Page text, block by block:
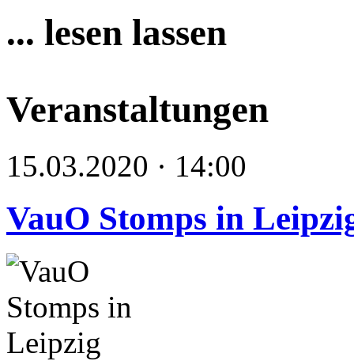
... lesen lassen
Veranstaltungen
15.03.2020 · 14:00
VauO Stomps in